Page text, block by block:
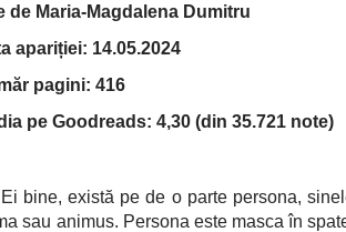
de Maria-Magdalena Dumitru
apariției: 14.05.2024
pagini: 416
pe Goodreads: 4,30 (din 35.721 note)
Ei bine, există pe de o parte persona,
sau animus. Persona este masca în